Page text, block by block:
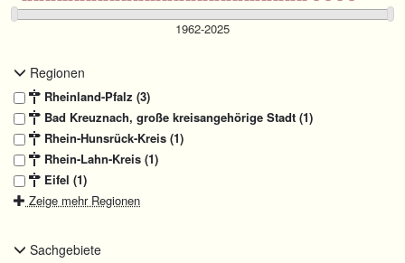
Regionen
Rheinland-Pfalz (3)
Bad Kreuznach, große kreisangehörige Stadt (1)
Rhein-Hunsrück-Kreis (1)
Rhein-Lahn-Kreis (1)
Eifel (1)
Zeige mehr Regionen
Sachgebiete